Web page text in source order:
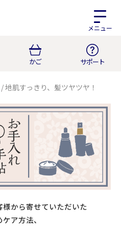
メニュー
かご サポート
/地肌すっきり、髪ツヤツヤ！
から寄せていただいた
ア方法、